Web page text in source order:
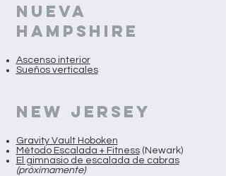
NUEVA
HAMPSHIRE
Ascenso interior
Sueños verticales
NEW JERSEY
Gravity Vault Hoboken
Método Escalada + Fitness(Newark)
El gimnasio de escalada de cabras
(próximamente)